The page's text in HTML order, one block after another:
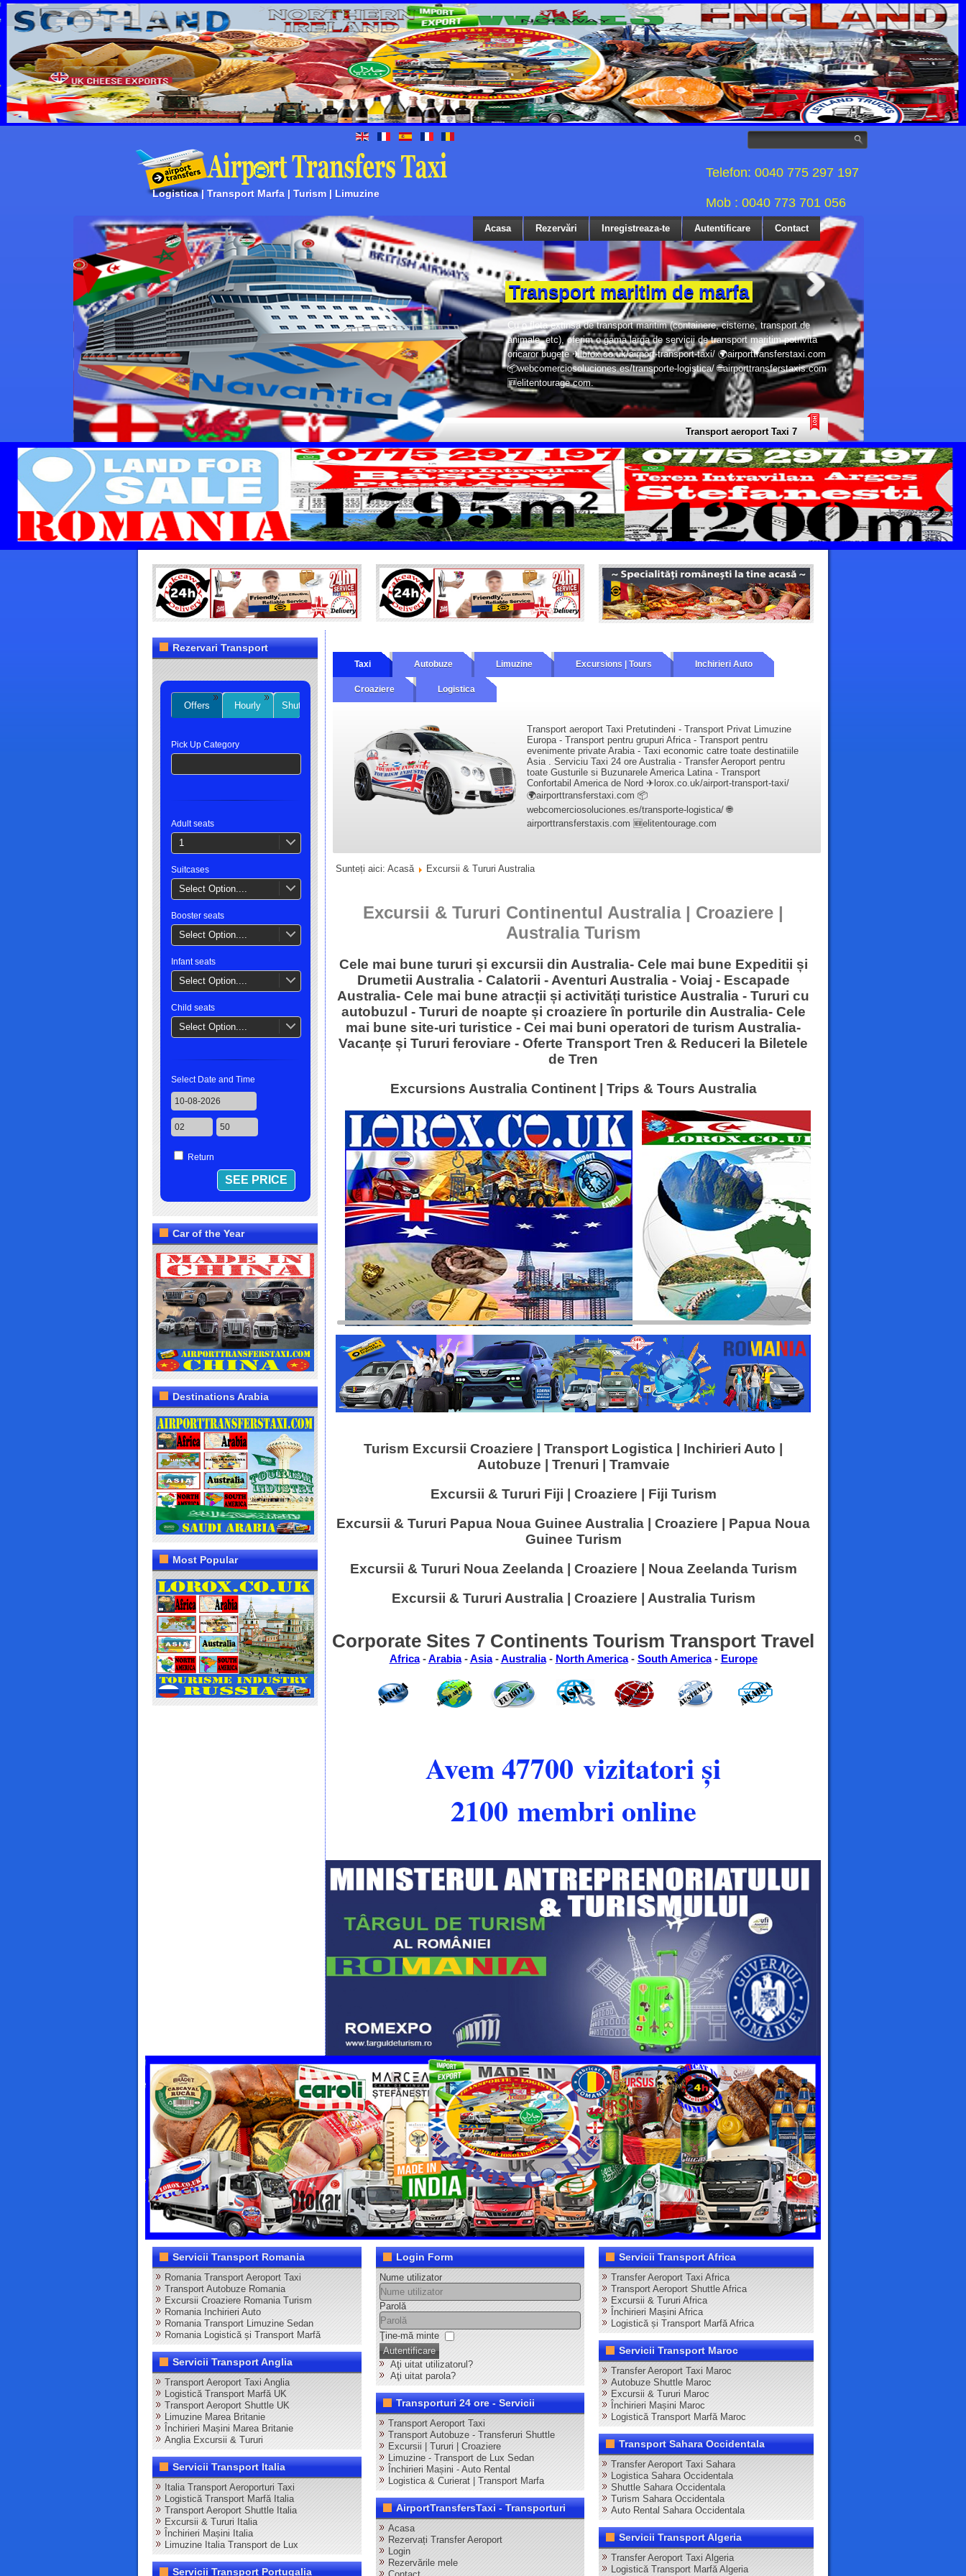
Telefon: 0040 775 297 197
Mob : 0040 773 701 056
Transport maritim de marfa
Cu o flota extinsa de transport maritim (containere, cisterne, transport de
animale, etc), oferim o gama larga de servicii de transport maritim potrivita
oricaror bugete ✈lorox.co.uk/airport-transport-taxi/ 🌍airporttransferstaxi.com
📦webcomerciosoluciones.es/transporte-logistica/ 🌐airporttransferstaxis.com
🆕elitentourage.com.
Transport aeroport Taxi 7 Continente - Transport Privat Limuzine
Logistica | Transport Marfa | Turism | Limuzine
Acasa Rezervări Inregistreaza-te Autentificare Contact
Rezervari Transport
Offers Hourly Shuttles
Pick Up Category
Adult seats
1
Suitcases
Select Option....
Booster seats
Select Option....
Infant seats
Select Option....
Child seats
Select Option....
Select Date and Time
Return
Car of the Year
Destinations Arabia
Most Popular
Taxi Autobuze Limuzine Excursions | Tours Inchirieri Auto
Croaziere Logistica
Transport aeroport Taxi Pretutindeni - Transport Privat Limuzine
Europa - Transport pentru grupuri Africa - Transport pentru
evenimente private Arabia - Taxi economic catre toate destinatiile
Asia . Serviciu Taxi 24 ore Australia - Transfer Aeroport pentru
toate Gusturile si Buzunarele America Latina - Transport
Confortabil America de Nord ✈lorox.co.uk/airport-transport-taxi/
🌍airporttransferstaxi.com 📦
webcomerciosoluciones.es/transporte-logistica/ 🌐
airporttransferstaxis.com 🆕elitentourage.com
Sunteți aici: Acasă Excursii & Tururi Australia
Excursii & Tururi Continentul Australia | Croaziere |
Australia Turism
Cele mai bune tururi și excursii din Australia- Cele mai bune Expeditii și
Drumetii Australia - Calatorii - Aventuri Australia - Voiaj - Escapade
Australia- Cele mai bune atracții și activități turistice Australia - Tururi cu
autobuzul - Tururi de noapte și croaziere în porturile din Australia- Cele
mai bune site-uri turistice - Cei mai buni operatori de turism Australia-
Vacanțe și Tururi feroviare - Oferte Transport Tren & Reduceri la Biletele
de Tren
Excursions Australia Continent | Trips & Tours Australia
Turism Excursii Croaziere | Transport Logistica | Inchirieri Auto |
Autobuze | Trenuri | Tramvaie
Excursii & Tururi Fiji | Croaziere | Fiji Turism
Excursii & Tururi Papua Noua Guinee Australia | Croaziere | Papua Noua
Guinee Turism
Excursii & Tururi Noua Zeelanda | Croaziere | Noua Zeelanda Turism
Excursii & Tururi Australia | Croaziere | Australia Turism
Corporate Sites 7 Continents Tourism Transport Travel
Africa-Arabia-Asia-Australia- North America- South America- Europe
Avem 47700 vizitatori și
2100 membri online
Servicii Transport Romania
Romania Transport Aeroport Taxi
Transport Autobuze Romania
Excursii Croaziere Romania Turism
Romania Inchirieri Auto
Romania Transport Limuzine Sedan
Romania Logistică și Transport Marfă
Servicii Transport Anglia
Transport Aeroport Taxi Anglia
Logistică Transport Marfă UK
Transport Aeroport Shuttle UK
Limuzine Marea Britanie
Închirieri Mașini Marea Britanie
Anglia Excursii & Tururi
Servicii Transport Italia
Italia Transport Aeroporturi Taxi
Logistică Transport Marfă Italia
Transport Aeroport Shuttle Italia
Excursii & Tururi Italia
Închirieri Mașini Italia
Limuzine Italia Transport de Lux
Servicii Transport Portugalia
Login Form
Nume utilizator
Parolă
Ţine-mă minte
Autentificare
Aţi uitat utilizatorul?
Aţi uitat parola?
Transporturi 24 ore - Servicii
Transport Aeroport Taxi
Transport Autobuze - Transferuri Shuttle
Excursii | Tururi | Croaziere
Limuzine - Transport de Lux Sedan
Închirieri Mașini - Auto Rental
Logistica & Curierat | Transport Marfa
AirportTransfersTaxi - Transporturi
Acasa
Rezervați Transfer Aeroport
Login
Rezervările mele
Servicii Transport Africa
Transfer Aeroport Taxi Africa
Transport Aeroport Shuttle Africa
Excursii & Tururi Africa
Închirieri Mașini Africa
Logistică și Transport Marfă Africa
Servicii Transport Maroc
Transfer Aeroport Taxi Maroc
Autobuze Shuttle Maroc
Excursii & Tururi Maroc
Închirieri Mașini Maroc
Logistică Transport Marfă Maroc
Transport Sahara Occidentala
Transfer Aeroport Taxi Sahara
Logistica Sahara Occidentala
Shuttle Sahara Occidentala
Turism Sahara Occidentala
Auto Rental Sahara Occidentala
Servicii Transport Algeria
Transfer Aeroport Taxi Algeria
Logistică Transport Marfă Algeria